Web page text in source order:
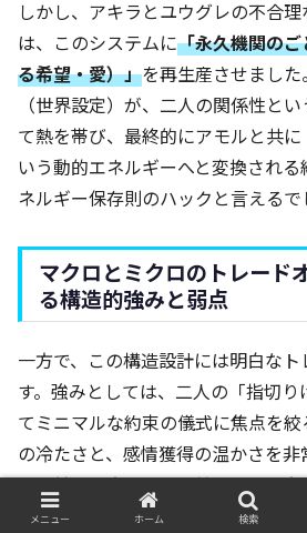
しかし、アキラとユウグレの不合
は、このシステムに「永久機関の
る希望・愛）」を再生産させまし
（世界設定）が、二人の関係性と
て熱を帯び、最終的にアモルと共
いう動的エネルギーへと変換され
ネルギー保存則のハックと言えるで
マクロとミクロのトレード
る構造的強みと弱点
一方で、この構造設計には明白な
す。強みとしては、二人の「指切
てミニマルな約束の儀式に焦点を
の冷たさと、感情獲得の温かさを
せ、美しい大団円へと着地させた点
メニュー ホーム 検索